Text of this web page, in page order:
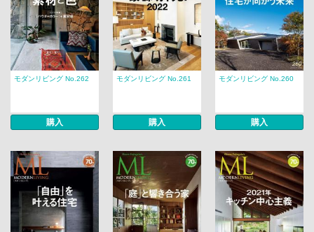
モダンリビング No.262
購入
モダンリビング No.261
購入
モダンリビング No.260
購入